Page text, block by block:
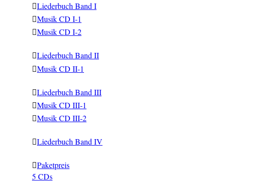
Liederbuch Band I
Musik CD I-1
Musik CD I-2
Liederbuch Band II
Musik CD II-1
Liederbuch Band III
Musik CD III-1
Musik CD III-2
Liederbuch Band IV
Paketpreis
5 CDs